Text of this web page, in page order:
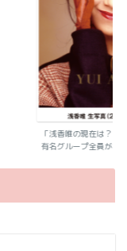
「浅香唯の現在は？旦
有名グループ全員が...